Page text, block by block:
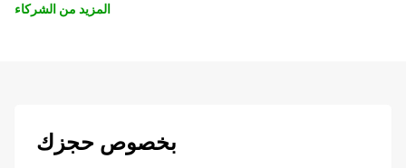
المزيد من الشركاء
بخصوص حجزك